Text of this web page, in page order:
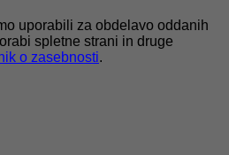
uporabili za obdelavo oddanih
spletne strani in druge
o zasebnosti.